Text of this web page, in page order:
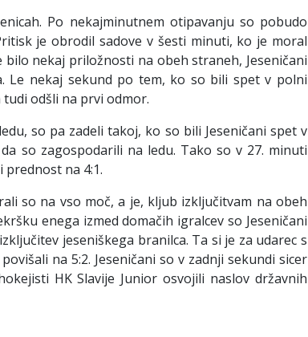
Po nekajminutnem otipavanju so pobudo
je obrodil sadove v šesti minuti, ko je moral
nekaj priložnosti na obeh straneh, Jeseničani
Le nekaj sekund po tem, ko so bili spet v polni
odšli na prvi odmor.
so pa zadeli takoj, ko so bili Jeseničani spet v
so zagospodarili na ledu. Tako so v 27. minuti
na 4:1.
so na vso moč, a je, kljub izključitvam na obeh
enega izmed domačih igralcev so Jeseničani
jeseniškega branilca. Ta si je za udarec s
na 5:2. Jeseničani so v zadnji sekundi sicer
HK Slavije Junior osvojili naslov državnih